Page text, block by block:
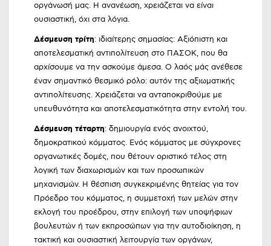
οργάνωσή μας. Η ανανέωση, χρειάζεται να είναι
ουσιαστική, όχι στα λόγια.
Δέσμευση τρίτη: ιδιαίτερης σημασίας: Αξιόπιστη και
αποτελεσματική αντιπολίτευση στο ΠΑΣΟΚ, που θα
αρχίσουμε να την ασκούμε άμεσα. Ο λαός μάς ανέθεσε
έναν σημαντικό θεσμικό ρόλο: αυτόν της αξιωματικής
αντιπολίτευσης. Χρειάζεται να ανταποκριθούμε με
υπευθυνότητα και αποτελεσματικότητα στην εντολή του.
Δέσμευση τέταρτη: δημιουργία ενός ανοιχτού,
δημοκρατικού κόμματος. Ενός κόμματος με σύγχρονες
οργανωτικές δομές, που θέτουν οριστικό τέλος στη
λογική των διαχωρισμών και των προσωπικών
μηχανισμών. Η θέσπιση συγκεκριμένης θητείας για τον
Πρόεδρο του κόμματος, η συμμετοχή των μελών στην
εκλογή του προέδρου, στην επιλογή των υποψήφιων
βουλευτών ή των εκπροσώπων για την αυτοδιοίκηση, η
τακτική και ουσιαστική λειτουργία των οργάνων,